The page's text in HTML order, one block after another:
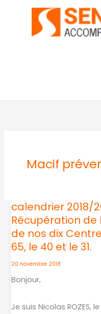
Macif
calendrier 2018/
Récupération de
de nos dix
65, le 40 et le 31.
20 novembre 2018
Bonjour,
Je suis Nicolas ROZES,
calendrier
2018/2019
de
Stages
de
Récupération
Points